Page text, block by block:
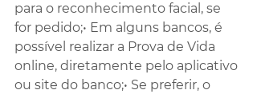
para o reconhecimento facial, se
for pedido;• Em alguns bancos, é
possível realizar a Prova de Vida
online, diretamente pelo aplicativo
ou site do banco;• Se preferir, o